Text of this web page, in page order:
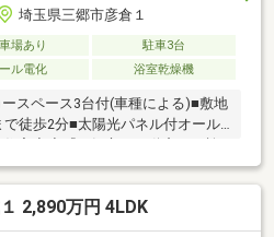
埼玉県三郷市彦倉１
場あり
駐車3台
ル電化 浴室乾燥機
ースペース3台付(車種による)■敷地
徒歩2分■太陽光パネル付オール
住宅◇◆『三郷市 不動産』で検
掲載してますので弊社HPを是非
■４，２４９万円・借入の場合・
ス払いなし）◆（期間３５年払
．９９％）他の物件や他のポータ
2,890万円 4LDK